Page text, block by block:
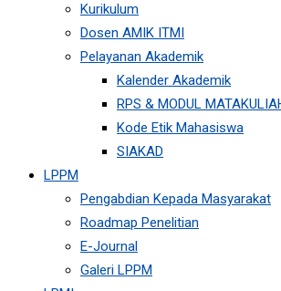
Kurikulum
Dosen AMIK ITMI
Pelayanan Akademik
Kalender Akademik
RPS & MODUL
Kode Etik Mahasiswa
SIAKAD
LPPM
Pengabdian Kepada Masyarakat
Roadmap Penelitian
E-Journal
Galeri LPPM